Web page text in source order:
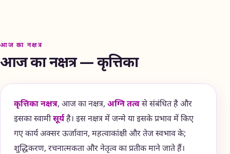
आज का नक्षत्र
आज का नक्षत्र — कृत्तिका
कृत्तिका नक्षत्र, आज का नक्षत्र, अग्नि तत्वसे संबंधित है और
इसका स्वामीसूर्यहै। इस नक्षत्र में जन्मे या इसके प्रभाव में किए
गए कार्य अक्सर ऊर्जावान, महत्वाकांक्षी और तेज स्वभाव के;
शुद्धिकरण, रचनात्मकता और नेतृत्व का प्रतीक माने जाते हैं।